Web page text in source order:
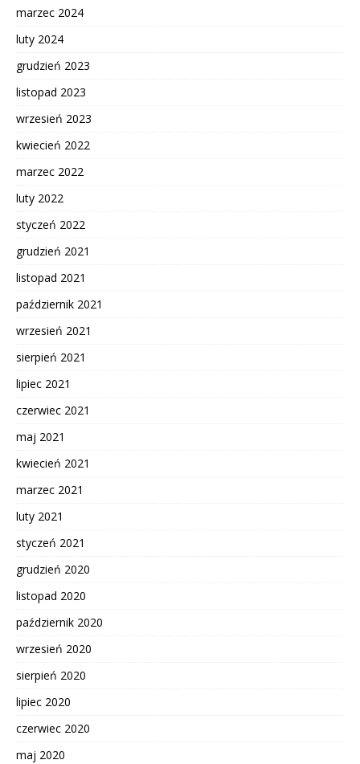
marzec 2024
luty 2024
grudzień 2023
listopad 2023
wrzesień 2023
kwiecień 2022
marzec 2022
luty 2022
styczeń 2022
grudzień 2021
listopad 2021
październik 2021
wrzesień 2021
sierpień 2021
lipiec 2021
czerwiec 2021
maj 2021
kwiecień 2021
marzec 2021
luty 2021
styczeń 2021
grudzień 2020
listopad 2020
październik 2020
wrzesień 2020
sierpień 2020
lipiec 2020
czerwiec 2020
maj 2020